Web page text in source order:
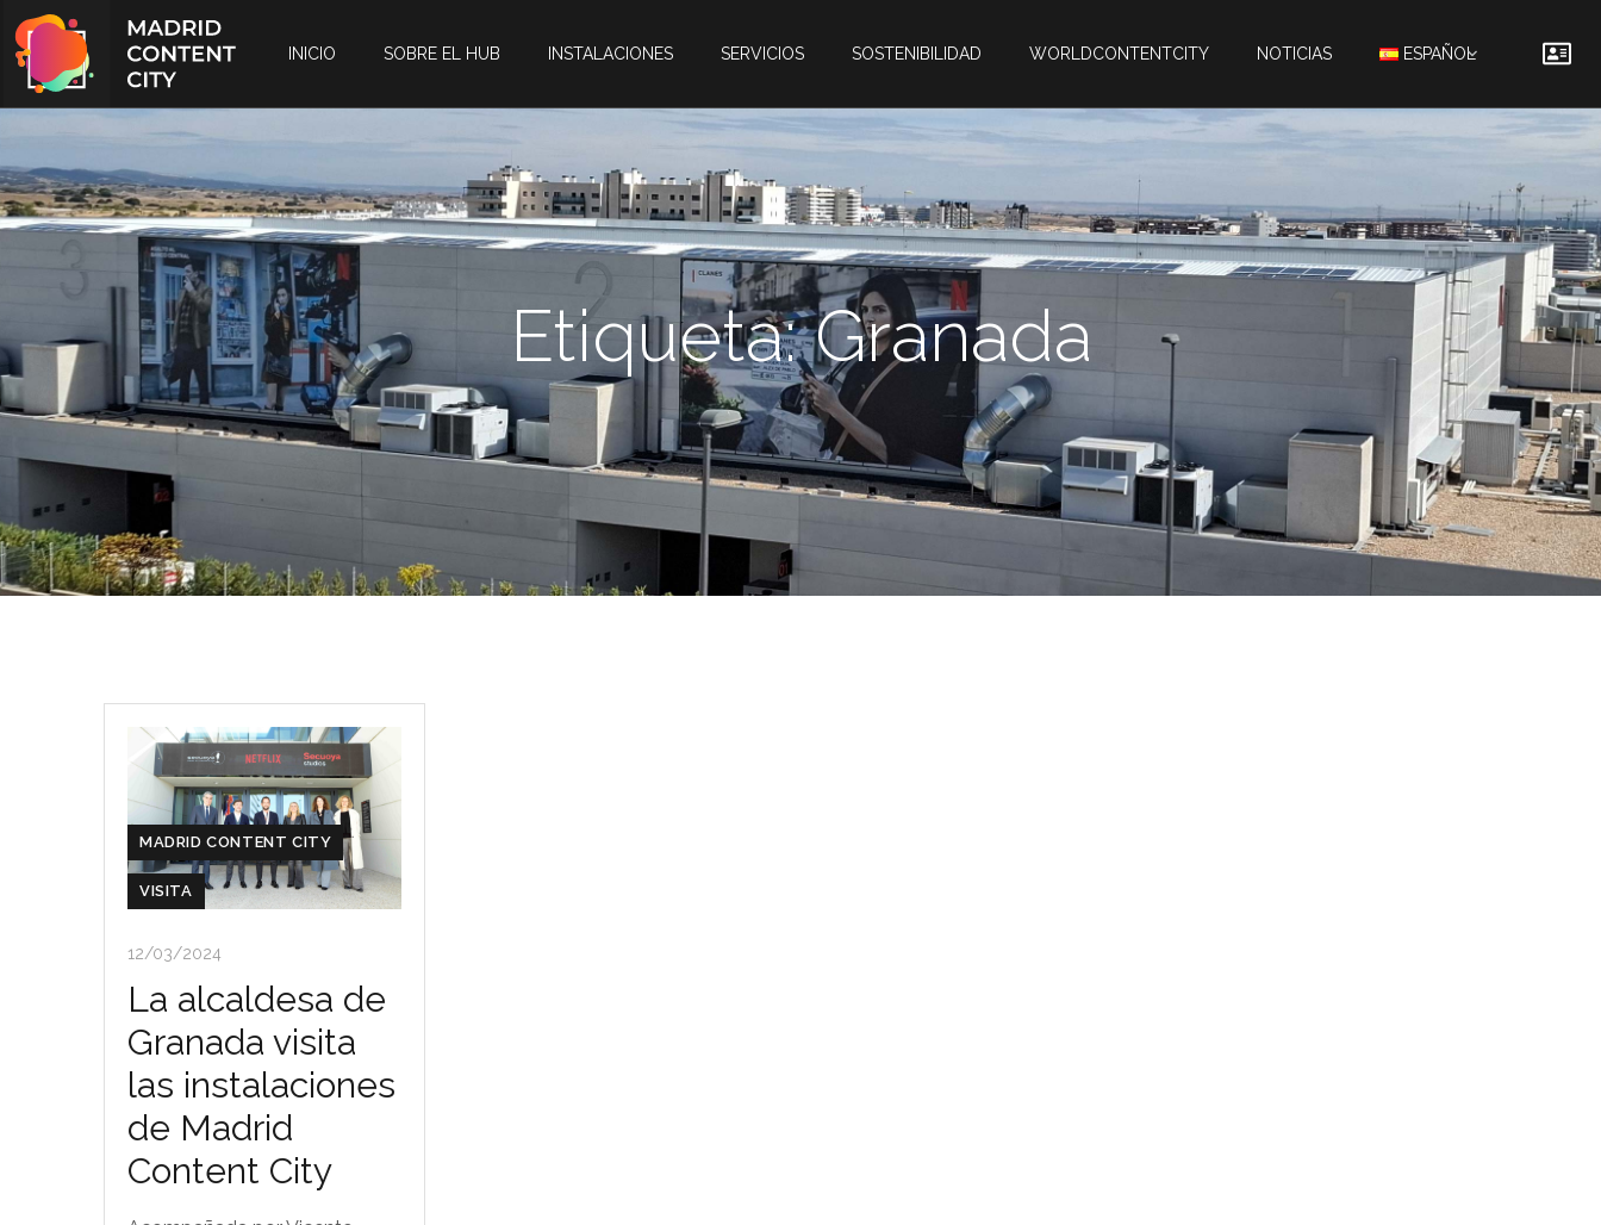
INICIO SOBRE EL HUB INSTALACIONES SERVICIOS SOSTENIBILIDAD WORLDCONTENTCITY NOTICIAS ESPAÑOL
Etiqueta:Granada
MADRID CONTENT CITY
VISITA
12/03/2024
La alcaldesa de
Granada visita
las instalaciones
de Madrid
Content City